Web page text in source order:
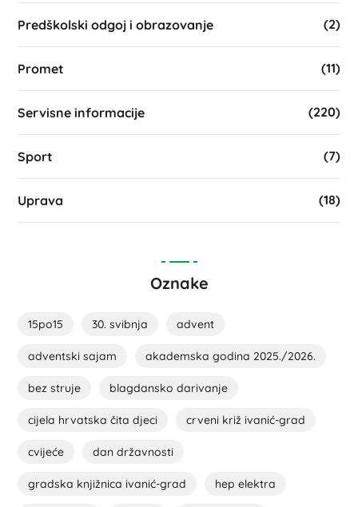
Predškolski odgoj i obrazovanje (2)
Promet (11)
Servisne informacije (220)
Sport (7)
Uprava (18)
Oznake
15po15 30. svibnja advent
adventski sajam akademska godina 2025./2026.
bez struje blagdansko darivanje
cijela hrvatska čita djeci crveni križ ivanić-grad
cvijeće dan državnosti
gradska knjižnica ivanić-grad hep elektra